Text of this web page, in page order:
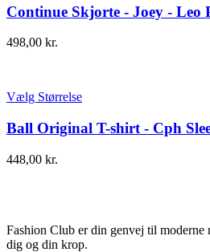
Continue Skjorte - Joey - Leo
498,00 kr.
Vælg Størrelse
Ball Original T-shirt - Cph
448,00 kr.
Fashion Club er din genvej til moderne
dig og din krop.